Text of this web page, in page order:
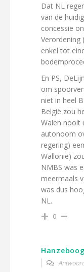
Dat NL
van de
concessie
Verordening
enkel tot
En PS,
om
niet in heel
België zou
Walen nooit
autonoom
regering)
Wallonië)
NMBS was
meermaals
was dus
NL.
0